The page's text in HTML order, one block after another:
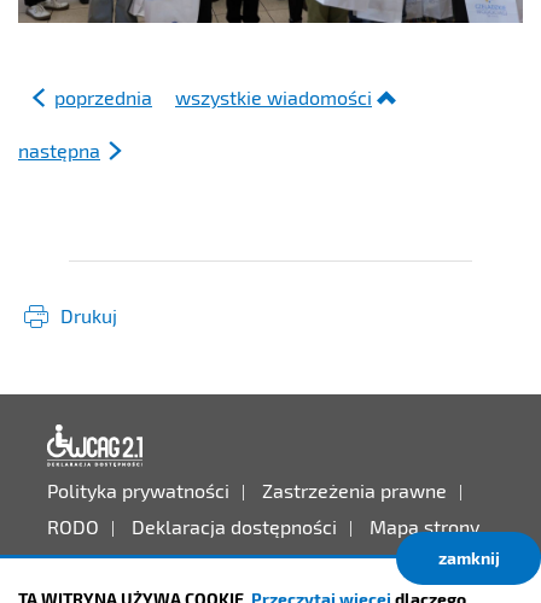
TA WITRYNA UŻYWA COOKIE. Przeczytaj więcej dlaczego
zamknij
poprzednia wszystkie wiadomości
następna
Drukuj
Polityka prywatności
Zastrzeżenia prawne
RODO
Deklaracja dostępności Mapa strony
Projekt: IntraCOM.pl